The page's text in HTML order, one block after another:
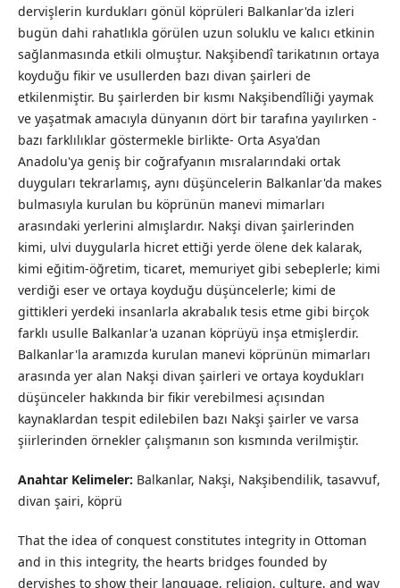
dervişlerin kurdukları gönül köprüleri Balkanlar'da izleri
bugün dahi rahatlıkla görülen uzun soluklu ve kalıcı etkinin
sağlanmasında etkili olmuştur. Nakşibendî tarikatının ortaya
koyduğu fikir ve usullerden bazı divan şairleri de
etkilenmiştir. Bu şairlerden bir kısmı Nakşibendîliği yaymak
ve yaşatmak amacıyla dünyanın dört bir tarafına yayılırken -
bazı farklılıklar göstermekle birlikte- Orta Asya'dan
Anadolu'ya geniş bir coğrafyanın mısralarındaki ortak
duyguları tekrarlamış, aynı düşüncelerin Balkanlar'da makes
bulmasıyla kurulan bu köprünün manevi mimarları
arasındaki yerlerini almışlardır. Nakşi divan şairlerinden
kimi, ulvi duygularla hicret ettiği yerde ölene dek kalarak,
kimi eğitim-öğretim, ticaret, memuriyet gibi sebeplerle; kimi
verdiği eser ve ortaya koyduğu düşüncelerle; kimi de
gittikleri yerdeki insanlarla akrabalık tesis etme gibi birçok
farklı usulle Balkanlar'a uzanan köprüyü inşa etmişlerdir.
Balkanlar'la aramızda kurulan manevi köprünün mimarları
arasında yer alan Nakşi divan şairleri ve ortaya koydukları
düşünceler hakkında bir fikir verebilmesi açısından
kaynaklardan tespit edilebilen bazı Nakşi şairler ve varsa
şiirlerinden örnekler çalışmanın son kısmında verilmiştir.
Anahtar Kelimeler: Balkanlar, Nakşi, Nakşibendilik, tasavvuf,
divan şairi, köprü
That the idea of conquest constitutes integrity in Ottoman
and in this integrity, the hearts bridges founded by
dervishes to show their language, religion, culture, and way